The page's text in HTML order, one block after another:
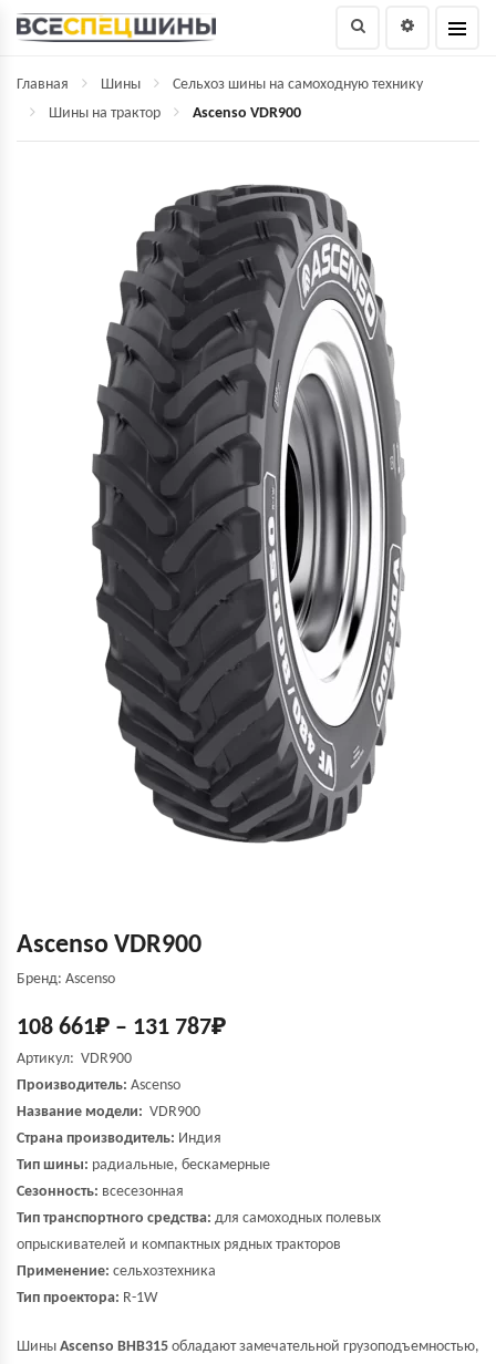
Главная Шины
Сельхоз шины на самоходную технику
Шины на трактор
Ascenso VDR900
Ascenso VDR900
Бренд: Ascenso
108 661₽ – 131 787₽
Артикул: VDR900
Производитель: Ascenso
Название модели: VDR900
Страна производитель: Индия
Тип шины: радиальные, бескамерные
Сезонность: всесезонная
Тип транспортного средства: для самоходных полевых
опрыскивателей и компактных рядных тракторов
Применение: сельхозтехника
Тип проектора: R-1W
Шины Ascenso BHB315 обладают замечательной грузоподъемностью,